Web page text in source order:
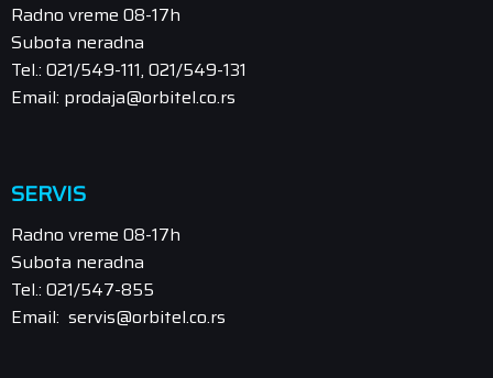
Radno vreme 08-17h
Subota neradna
Tel.: 021/549-111, 021/549-131
Email: prodaja@orbitel.co.rs
SERVIS
Radno vreme 08-17h
Subota neradna
Tel.: 021/547-855
Email: servis@orbitel.co.rs